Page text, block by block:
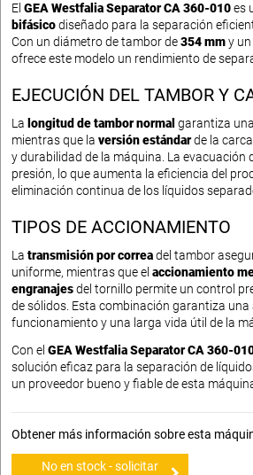
El GEA Westfalia Separator CA 360-010es
bifásicodiseñado para la separación
Con un diámetro de tambor de354 mmy
ofrece este modelo un rendimiento de
EJECUCIÓN DEL TAMBOR Y
La longitud de tambor normal garantiza
mientras que la versión estándarde la
y durabilidad de la máquina. La evacuación
presión, lo que aumenta la eficiencia del
eliminación continua de los líquidos
TIPOS DE ACCIONAMIENTO
La transmisión por correadel tambor
uniforme, mientras que el accionamiento
engranajesdel tornillo permite un control
de sólidos. Esta combinación garantiza
funcionamiento y una larga vida útil de la
Con el GEA Westfalia Separator CA 360-
solución eficaz para la separación de
un proveedor bueno y fiable de esta
Obtener más información sobre esta
No en stock - solicitar